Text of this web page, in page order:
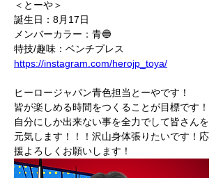
＜とーや＞
誕生日：8月17日
メンバーカラー：青🔵
特技/趣味：ベンチプレス
https://instagram.com/herojp_toya/
ヒーロージャパン青色担当とーやです！
皆が楽しめる時間をつくることが目標です！
自分にしか出来ない事を全力でして皆さんを
元気します！！！沢山身体張りたいです！応
援よろしくお願いします！